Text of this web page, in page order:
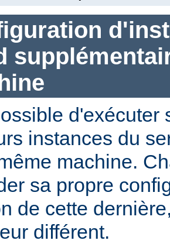
d'exécuter
instances du
machine.
sa propre
de cette
différent.